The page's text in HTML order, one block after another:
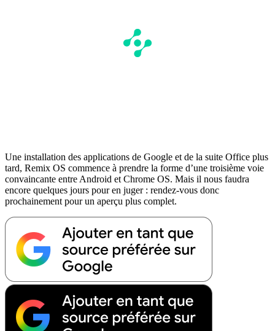
Une installation des applications de Google et de la suite Office plus
tard, Remix OS commence à prendre la forme d’une troisième voie
convaincante entre Android et Chrome OS. Mais il nous faudra
encore quelques jours pour en juger : rendez-vous donc
prochainement pour un aperçu plus complet.